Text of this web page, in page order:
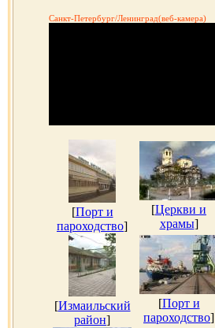
Санкт-Петербург/Ленинград(веб-камера)
[Порт и
пароходство]
[Церкви и
храмы]
[Измаильский
район]
[Порт и
пароходство]